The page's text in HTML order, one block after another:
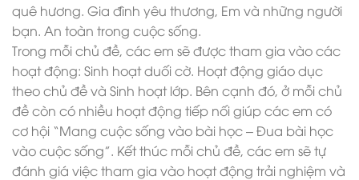
quê hương. Gia đình yêu thương, Em và những người
bạn. An toàn trong cuộc sống.
Trong mỗi chủ đề, các em sẽ được tham gia vào các
hoạt động: Sinh hoạt duối cờ. Hoạt động giáo dục
theo chủ đề và Sinh hoạt lớp. Bên cạnh đó, ở mỗi chủ
đề còn có nhiều hoạt động tiếp nối giúp các em có
cơ hội “Mang cuộc sống vào bài học – Đua bài học
vào cuộc sống”. Kết thúc mỗi chủ đề, các em sẽ tự
đánh giá việc tham gia vào hoạt động trải nghiệm và